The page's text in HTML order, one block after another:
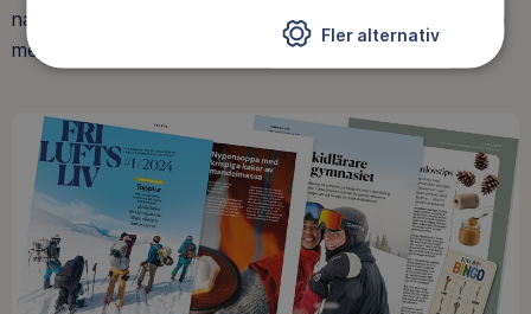
naturen ger. Som medlem bidrar du också till vårt arbete
med att skydda allemansrätten.
Fler alternativ